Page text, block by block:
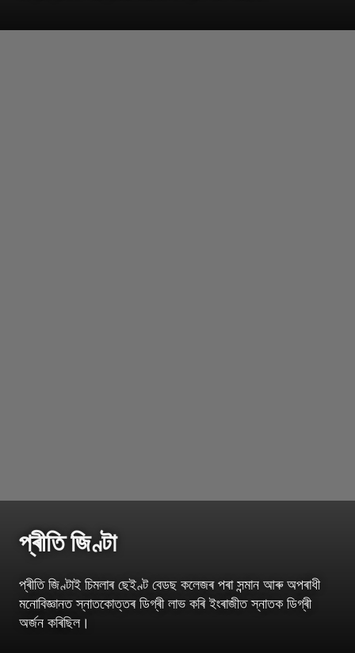
প্ৰীতি জিণ্টা
প্ৰীতি জিণ্টাই চিমলাৰ ছেইণ্ট বেডছ কলেজৰ পৰা সন্মান আৰু অপৰাধী
মনোবিজ্ঞানত স্নাতকোত্তৰ ডিগ্ৰী লাভ কৰি ইংৰাজীত স্নাতক ডিগ্ৰী
অৰ্জন কৰিছিল।